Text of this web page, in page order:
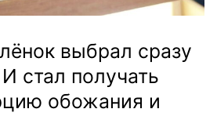
выбрал сразу
стал получать
обожания и